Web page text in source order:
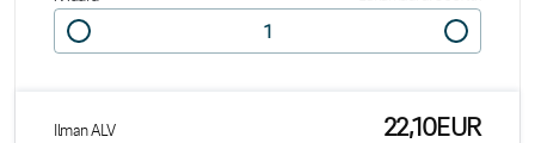
Ilman ALV 22,10EUR